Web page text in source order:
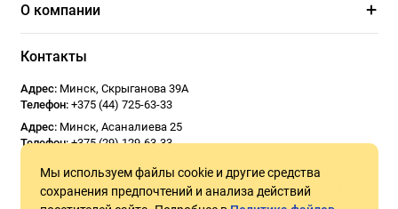
Мы используем файлы cookie и другие средства
сохранения предпочтений и анализа действий
О компании
Контакты
Адрес: Минск, Скрыганова 39А
Телефон: +375 (44) 725-63-33
Адрес: Минск, Асаналиева 25
Телефон: +375 (29) 129-63-33
Email:
Usoseda2020@gmail.com
График работы: ПН - ПТ 9:00 - 18:00 СБ 10:00 - 17:00 Воскресенье -